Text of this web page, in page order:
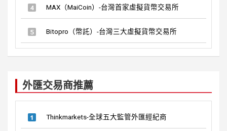
MAX（MaiCoin）-台灣首家虛擬貨幣交易所
Bitopro（幣託）-台灣三大虛擬貨幣交易所
外匯交易商推薦
Thinkmarkets-全球五大監管外匯經紀商